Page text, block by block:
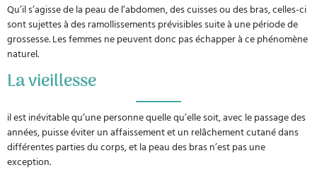
Qu’il s’agisse de la peau de l’abdomen, des cuisses ou des bras, celles-ci
sont sujettes à des ramollissements prévisibles suite à une période de
grossesse. Les femmes ne peuvent donc pas échapper à ce phénomène
naturel.
La vieillesse
il est inévitable qu’une personne quelle qu’elle soit, avec le passage des
années, puisse éviter un affaissement et un relâchement cutané dans
différentes parties du corps, et la peau des bras n’est pas une
exception.